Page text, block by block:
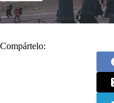
Compártelo: